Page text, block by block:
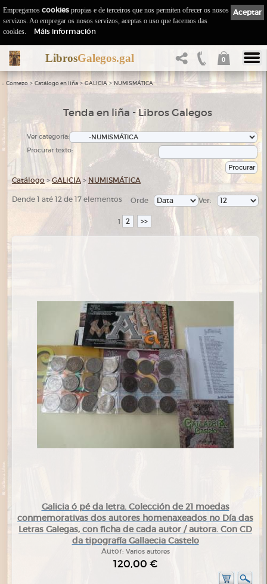
LibrosGalegos.gal 0
:: Comezo > Catálogo en liña > GALICIA> NUMISMÁTICA
Tenda en liña - Libros Galegos
Ver categoría:
Procurar texto:
Catálogo >GALICIA > NUMISMÁTICA
Dende 1 até 12 de 17 elementos Ver:
Orde
1 2 >>
Galicia ó pé da letra. Colección de 21 moedas
conmemorativas dos autores homenaxeados no Día das
Letras Galegas, con ficha de cada autor / autora. Con CD
da tipografía Gallaecia Castelo
Autor: Varios autores
120,00 €
Aceptar
Empregamos cookies propias e de terceiros que nos permiten ofrecer os nosos
servizos. Ao empregar os nosos servizos, aceptas o uso que facemos das
cookies.
Máis información